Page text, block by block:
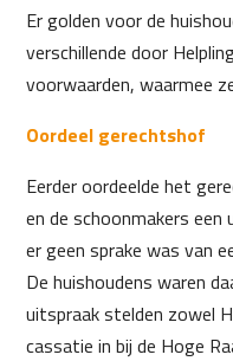
Er golden voor de
verschillende door
voorwaarden, waarmee
Oordeel gerechtshof
Eerder oordeelde het
en de schoonmakers
er geen sprake was van
De huishoudens waren
uitspraak stelden zowel
cassatie in bij de Hoge